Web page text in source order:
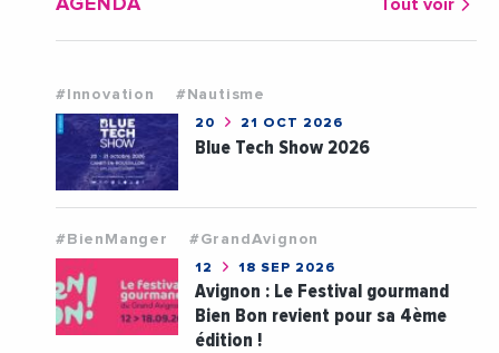
AGENDA Tout voir
#Innovation #Nautisme
20 21 OCT 2026
Blue Tech Show 2026
#BienManger #GrandAvignon
12 18 SEP 2026
Avignon : Le Festival gourmand
Bien Bon revient pour sa 4ème
édition !